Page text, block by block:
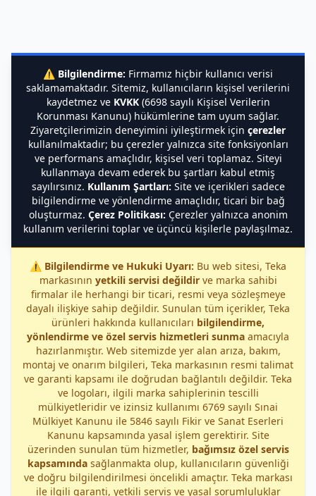
⚠️ Bilgilendirme: Firmamız hiçbir kullanıcı verisi
saklamamaktadır. Sitemiz, kullanıcıların kişisel verilerini
kaydetmez ve KVKK(6698 sayılı Kişisel Verilerin
Korunması Kanunu) hükümlerine tam uyum sağlar.
Ziyaretçilerimizin deneyimini iyileştirmek için çerezler
kullanılmaktadır; bu çerezler yalnızca site fonksiyonları
ve performans amaçlıdır, kişisel veri toplamaz. Siteyi
kullanmaya devam ederek bu şartları kabul etmiş
sayılırsınız. Kullanım Şartları: Site ve içerikleri sadece
bilgilendirme ve yönlendirme amaçlıdır, ticari bir bağ
oluşturmaz. Çerez Politikası: Çerezler yalnızca anonim
kullanım verilerini toplar ve üçüncü kişilerle paylaşılmaz.
⚠️ Bilgilendirme ve Hukuki Uyarı: Bu web sitesi, Teka
markasının yetkili servisi değildirve marka sahibi
firmalar ile herhangi bir ticari, resmi veya sözleşmeye
dayalı ilişkiye sahip değildir. Sunulan tüm içerikler, Teka
ürünleri hakkında kullanıcıları bilgilendirme,
yönlendirme ve özel servis hizmetleri sunma amacıyla
hazırlanmıştır. Web sitemizde yer alan arıza, bakım,
montaj ve onarım bilgileri, Teka markasının resmi talimat
ve garanti kapsamı ile doğrudan bağlantılı değildir. Teka
ve logoları, ilgili marka sahiplerinin tescilli
mülkiyetleridir ve izinsiz kullanımı 6769 sayılı Sınai
Mülkiyet Kanunu ile 5846 sayılı Fikir ve Sanat Eserleri
Kanunu kapsamında yasal işlem gerektirir. Site
üzerinden sunulan tüm hizmetler, bağımsız özel servis
kapsamındasağlanmakta olup, kullanıcıların güvenliği
ve doğru bilgilendirilmesi öncelikli amaçtır. Teka markası
ile ilgili garanti, yetkili servis ve yasal sorumluluklar